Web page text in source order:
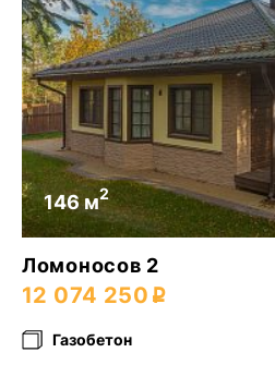
146 м2
Ломоносов 2
12 074 250
Газобетон